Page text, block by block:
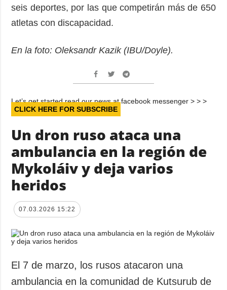
seis deportes, por las que competirán más de 650
atletas con discapacidad.
En la foto: Oleksandr Kazik (IBU/Doyle).
Let’s get started read our news at facebook messenger > > >
CLICK HERE FOR SUBSCRIBE
Un dron ruso ataca una
ambulancia en la región de
Mykoláiv y deja varios
heridos
07.03.2026 15:22
El 7 de marzo, los rusos atacaron una
ambulancia en la comunidad de Kutsurub de